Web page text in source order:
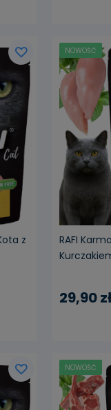
z
RAFI
29,90 zł
NOWOŚĆ
NOWOŚĆ